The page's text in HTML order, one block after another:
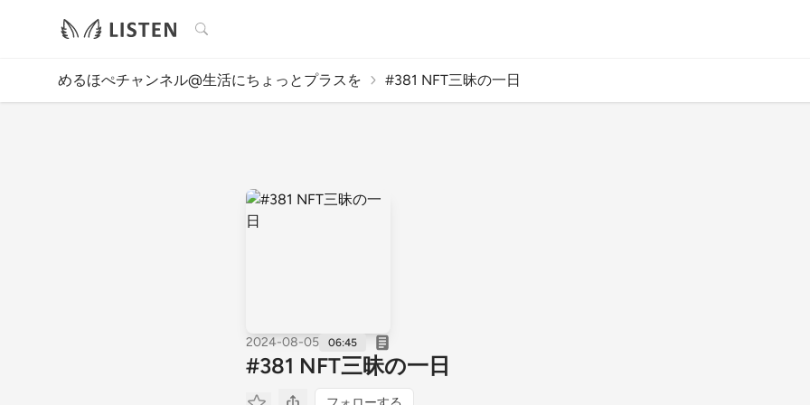
検索
めるほぺチャンネル@生活にちょっとプラスを #381 NFT三昧の一日
2024-08-05 06:45
#381 NFT三昧の一日